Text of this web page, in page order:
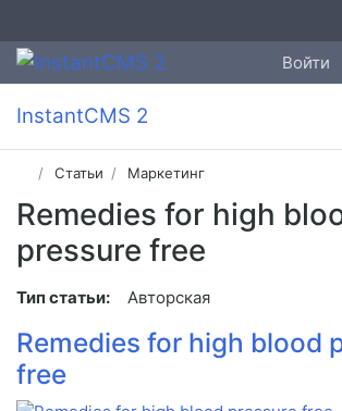
Войти
InstantCMS 2
Статьи Маркетинг
Remedies for high
pressure free
Тип статьи: Авторская
Remedies for high blood
free